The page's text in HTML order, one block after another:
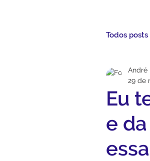
Todos posts
Eu
e
André
29 de